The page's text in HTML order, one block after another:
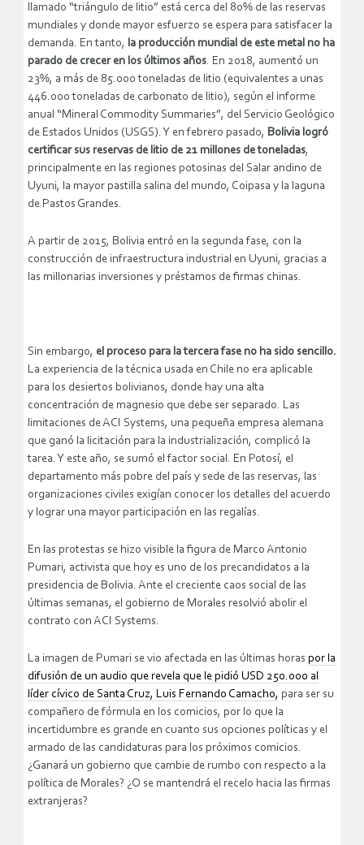
llamado “triángulo de litio” está cerca del 80% de las reservas
mundiales y donde mayor esfuerzo se espera para satisfacer la
demanda. En tanto, la producción mundial de este metal no ha
parado de crecer en los últimos años. En 2018, aumentó un
23%, a más de 85.000 toneladas de litio (equivalentes a unas
446.000 toneladas de carbonato de litio), según el informe
anual “Mineral Commodity Summaries”, del Servicio Geológico
de Estados Unidos (USGS). Y en febrero pasado, Bolivia logró
certificar sus reservas de litio de 21 millones de toneladas,
principalmente en las regiones potosinas del Salar andino de
Uyuni, la mayor pastilla salina del mundo, Coipasa y la laguna
de Pastos Grandes.
A partir de 2015, Bolivia entró en la segunda fase, con la
construcción de infraestructura industrial en Uyuni, gracias a
las millonarias inversiones y préstamos de firmas chinas.
Sin embargo, el proceso para la tercera fase no ha sido sencillo.
La experiencia de la técnica usada en Chile no era aplicable
para los desiertos bolivianos, donde hay una alta
concentración de magnesio que debe ser separado. Las
limitaciones de ACI Systems, una pequeña empresa alemana
que ganó la licitación para la industrialización, complicó la
tarea. Y este año, se sumó el factor social. En Potosí, el
departamento más pobre del país y sede de las reservas, las
organizaciones civiles exigían conocer los detalles del acuerdo
y lograr una mayor participación en las regalías.
En las protestas se hizo visible la figura de Marco Antonio
Pumari, activista que hoy es uno de los precandidatos a la
presidencia de Bolivia. Ante el creciente caos social de las
últimas semanas, el gobierno de Morales resolvió abolir el
contrato con ACI Systems.
La imagen de Pumari se vio afectada en las últimas horas por la
difusión de un audio que revela que le pidió USD 250.000 al
líder cívico de Santa Cruz, Luis Fernando Camacho, para ser su
compañero de fórmula en los comicios, por lo que la
incertidumbre es grande en cuanto sus opciones políticas y el
armado de las candidaturas para los próximos comicios.
¿Ganará un gobierno que cambie de rumbo con respecto a la
política de Morales? ¿O se mantendrá el recelo hacia las firmas
extranjeras?